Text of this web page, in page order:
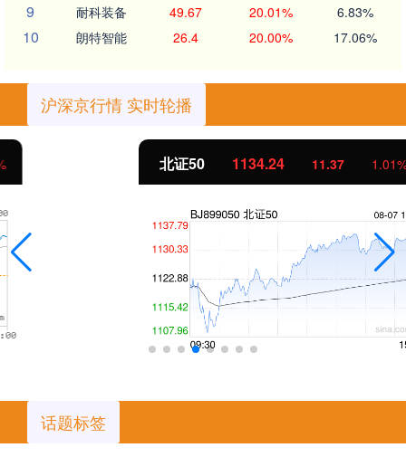
9 耐科装备 49.67 20.01% 6.83%
10 朗特智能 26.4 20.00% 17.06%
沪深京行情 实时轮播
1134.24 11.37 1.01%
话题标签